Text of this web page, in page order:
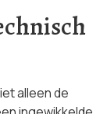
alleen de